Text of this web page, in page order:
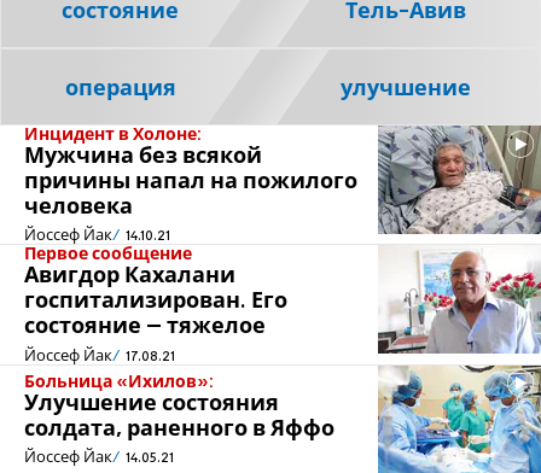
Инцидент в Холоне:
Мужчина без всякой
причины напал на пожилого
человека
Йоссеф Йак 14.10.21
Первое сообщение
Авигдор Кахалани
госпитализирован. Его
состояние – тяжелое
Йоссеф Йак 17.08.21
Больница «Ихилов»:
Улучшение состояния
солдата, раненного в Яффо
Йоссеф Йак 14.05.21
состояние Тель-Авив
операция улучшение